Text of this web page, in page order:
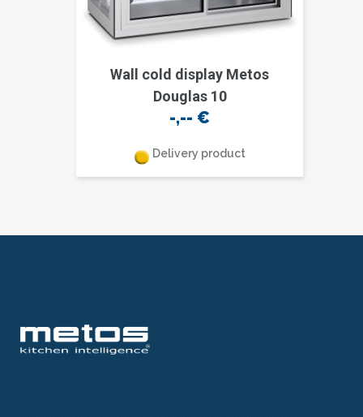
Wall cold display Metos
Douglas 10
-,-- €
Delivery product